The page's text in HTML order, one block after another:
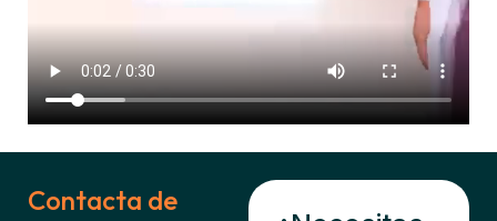
Contacta de